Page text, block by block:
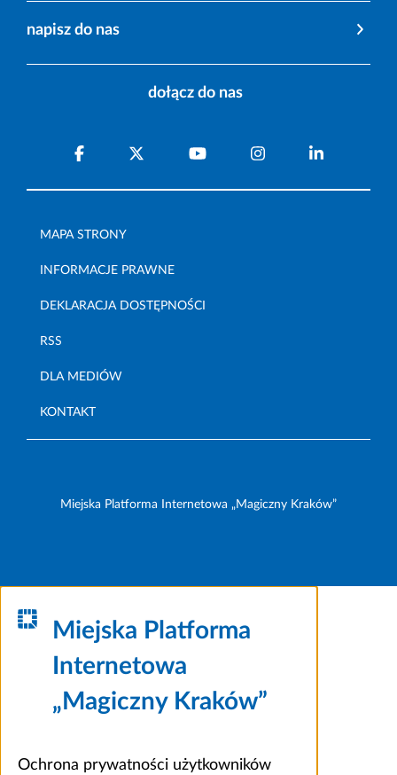
napisz do nas
dołącz do nas
MAPA STRONY
INFORMACJE PRAWNE
DEKLARACJA DOSTĘPNOŚCI
RSS
DLA MEDIÓW
KONTAKT
Miejska Platforma Internetowa „Magiczny Kraków”
Miejska Platforma
Internetowa
„Magiczny Kraków”
Ochrona prywatności użytkowników